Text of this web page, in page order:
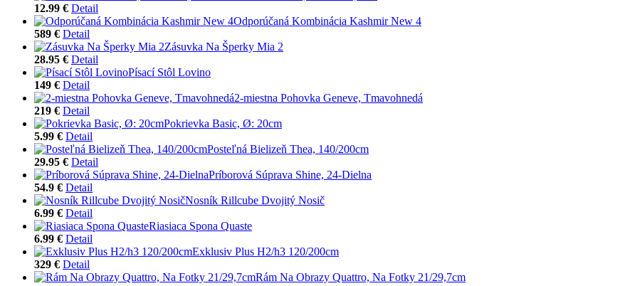
12.99 € Detail
Odporúčaná Kombinácia Kashmir New 4
589 € Detail
Zásuvka Na Šperky Mia 2
28.95 € Detail
Písací Stôl Lovino
149 € Detail
2-miestna Pohovka Geneve, Tmavohnedá
219 € Detail
Pokrievka Basic, Ø: 20cm
5.99 € Detail
Posteľná Bielizeň Thea, 140/200cm
29.95 € Detail
Príborová Súprava Shine, 24-Dielna
54.9 € Detail
Nosník Rillcube Dvojitý Nosič
6.99 € Detail
Riasiaca Spona Quaste
6.99 € Detail
Exklusiv Plus H2/h3 120/200cm
329 € Detail
Rám Na Obrazy Quattro, Na Fotky 21/29,7cm